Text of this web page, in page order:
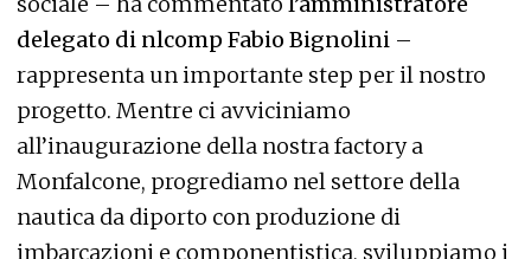
delegato di nlcomp Fabio Bignolini –
rappresenta un importante step per il nostro
progetto. Mentre ci avviciniamo
all’inaugurazione della nostra factory a
Monfalcone, progrediamo nel settore della
nautica da diporto con produzione di
imbarcazioni e componentistica, sviluppiamo i